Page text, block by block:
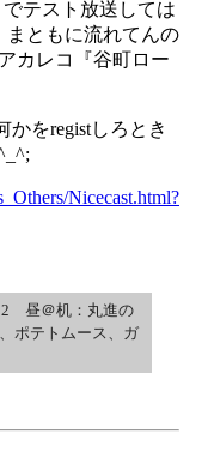
でテスト放送しては
まともに流れてんの
カレコ『谷町ロー
かをregistしろとき
Nicecast.html?
昼＠机：丸進の
ポテトムース、ガ